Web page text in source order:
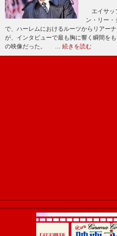
エイサッ
ン・リー
で、ハーレムにおけるルーツからリアー
が、インタビューで最も胸に響く瞬間を
の映像だった。 … 続きを読む